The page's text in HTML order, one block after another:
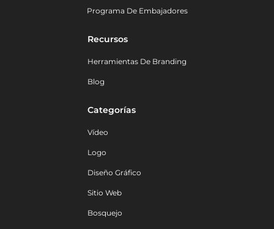
Programa De Embajadores
Recursos
Herramientas De Branding
Blog
Categorías
Vídeo
Logo
Diseño Gráfico
Sitio Web
Bosquejo